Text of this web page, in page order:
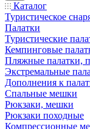
Каталог
Туристическое
Палатки
Туристические
Кемпинговые
Пляжные палатки,
Экстремальные
Дополнения к
Спальные мешки
Рюкзаки, мешки
Рюкзаки походные
Компрессионные